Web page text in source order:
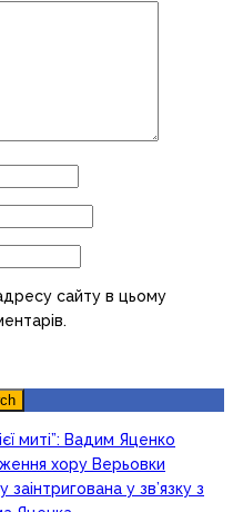
сайту в цьому
миті”: Вадим Яценко
хору Верьовки
у зв’язку з